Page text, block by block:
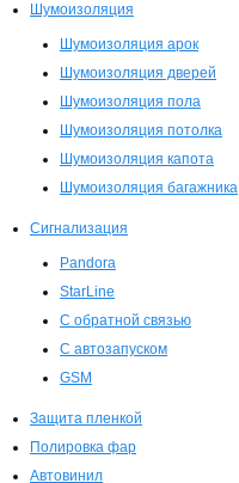
Шумоизоляция
Шумоизоляция арок
Шумоизоляция дверей
Шумоизоляция пола
Шумоизоляция потолка
Шумоизоляция капота
Шумоизоляция багажника
Сигнализация
Pandora
StarLine
С обратной связью
С автозапуском
GSM
Защита пленкой
Полировка фар
Автовинил